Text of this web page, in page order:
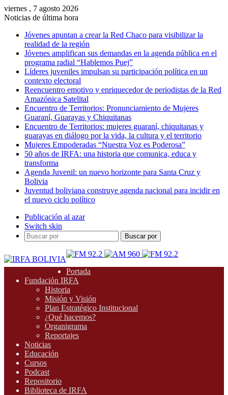
viernes , 7 agosto 2026
Noticias de última hora
Jóvenes apuntan a crear la Red Chaco para visibilizar la
realidad de la región
Jóvenes amplifican sus demandas en la agenda pública en el
programa radial “Hablemos Puej”
Líderes juveniles impulsan su participación política en un
contexto electoral
Reencuentro emotivo y enriquecedor de periodistas de la Red
Amazónica Satelital
Encuentro de Territorios: Pronunciamiento de Mujeres
Guaraní, Guarayas y Chiquitanas
Encuentro de Territorios: mujeres guaraní, chiquitanas y
guarayas en diálogo por la vida, la cultura y el territorio
Mujeres Empoderadas “Nuestra Voz es Poderosa”
50 años de IRFA: una historia que comunica, educa y
transforma
Agenda Juvenil: un nuevo horizonte para Santa Cruz y
Bolivia
Juventud boliviana construye agenda nacional para incidir en
el nuevo ciclo político
Publicación al azar
Switch skin
Buscar por
Portada
Fundación IRFA
Historia
Misión y Visión
Plan Estratégico Institucional
¿Qué hacemos?
Organigrama
Reportajes
Noticias
Educación
Cursos
Podcast
Repositorio
Biblioteca de IRFA